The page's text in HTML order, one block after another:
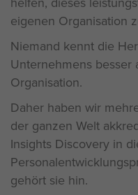
eigenen Organisation
Niemand kennt die
Unternehmens besser
Organisation.
Daher haben wir
der ganzen Welt
Insights Discovery in
gehört sie hin.